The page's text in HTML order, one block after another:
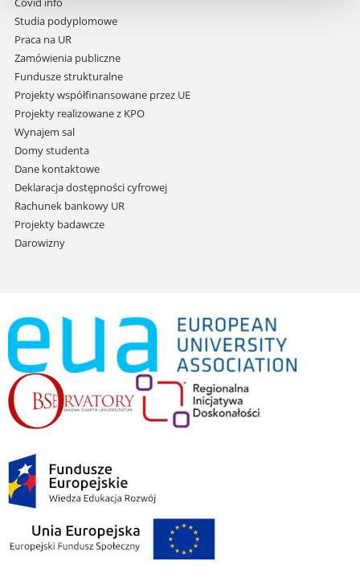
treści
Studia podyplomowe
Praca na UR
Zamówienia publiczne
Fundusze strukturalne
Projekty współfinansowane przez UE
Projekty realizowane z KPO
Wynajem sal
Domy studenta
Dane kontaktowe
Deklaracja dostępności cyfrowej
Rachunek bankowy UR
Projekty badawcze
Darowizny